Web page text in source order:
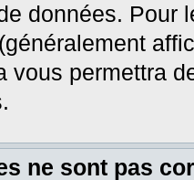
données. Pour
vous permettra
ne sont pas